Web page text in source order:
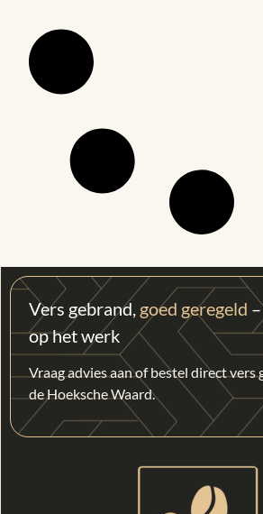
Vers gebrand, goed geregeld
op het werk
Vraag advies aan of bestel direct
de Hoeksche Waard.